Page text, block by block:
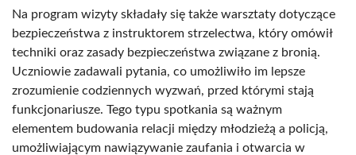
Na program wizyty składały się także warsztaty dotyczące
bezpieczeństwa z instruktorem strzelectwa, który omówił
techniki oraz zasady bezpieczeństwa związane z bronią.
Uczniowie zadawali pytania, co umożliwiło im lepsze
zrozumienie codziennych wyzwań, przed którymi stają
funkcjonariusze. Tego typu spotkania są ważnym
elementem budowania relacji między młodzieżą a policją,
umożliwiającym nawiązywanie zaufania i otwarcia w